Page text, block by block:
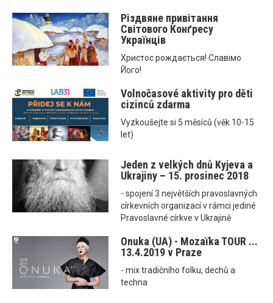
Різдвяне привітання
Світового Конґресу
Українців
Христос рождається! Славімо
Його!
Volnočasové aktivity pro děti
cizinců zdarma
Vyzkoušejte si 5 měsíců (věk 10-15
let)
Jeden z velkých dnů Kyjeva a
Ukrajiny – 15. prosinec 2018
- spojení 3 největších pravoslavných
církevních organizací v rámci jediné
Pravoslavné církve v Ukrajině
Onuka (UA) - Mozaїka TOUR ...
13.4.2019 v Praze
- mix tradičního folku, dechů a
techna